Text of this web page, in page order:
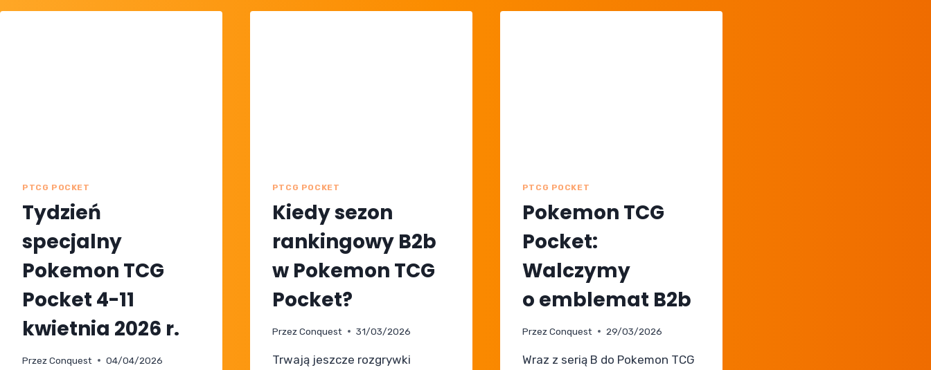
PTCG POCKET
Tydzień
specjalny
Pokemon TCG
Pocket 4-11
kwietnia 2026 r.
Przez Conquest 04/04/2026
PTCG POCKET
Kiedy sezon
rankingowy B2b
w Pokemon TCG
Pocket?
Przez Conquest 31/03/2026
Trwają jeszcze rozgrywki
PTCG POCKET
Pokemon TCG
Pocket:
Walczymy
o emblemat B2b
Przez Conquest 29/03/2026
Wraz z serią B do Pokemon TCG